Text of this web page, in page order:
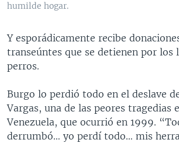
humilde hogar.
Y esporádicamente recibe
transeúntes que se detienen por los
perros.
Burgo lo perdió todo en el deslave
Vargas, una de las peores tragedias
Venezuela, que ocurrió en 1999.
derrumbó… yo perdí todo… mis